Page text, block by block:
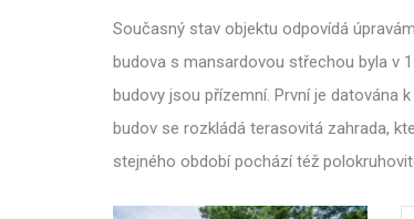
Současný stav objektu odpovídá
budova s mansardovou střechou byla v
budovy jsou přízemní. První je datována
budov se rozkládá terasovitá zahrada,
stejného období pochází též